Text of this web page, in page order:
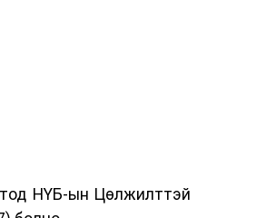
НҮБ-ын Цөлжилттэй